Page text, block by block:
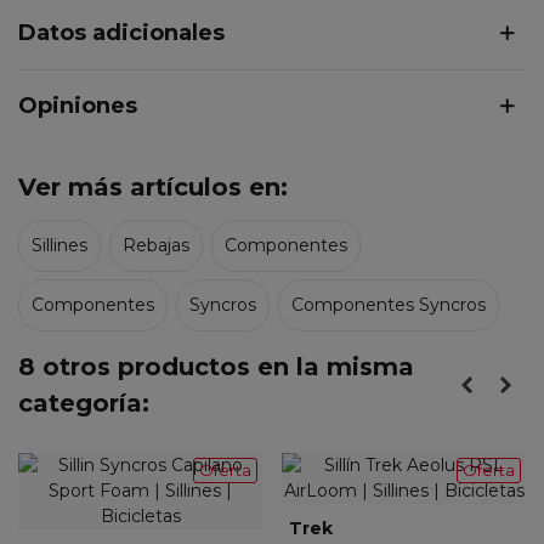
Datos adicionales
Opiniones
Ver más artículos en:
Sillines Rebajas Componentes
Componentes Syncros Componentes Syncros
8 otros productos en la misma
categoría:
Oferta Oferta
Trek